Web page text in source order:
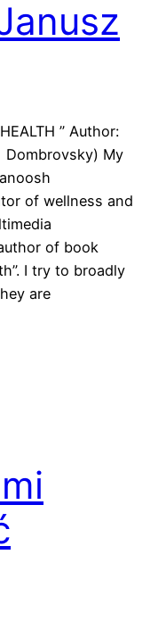
” Author:
My
of wellness and
of book
I try to broadly
are